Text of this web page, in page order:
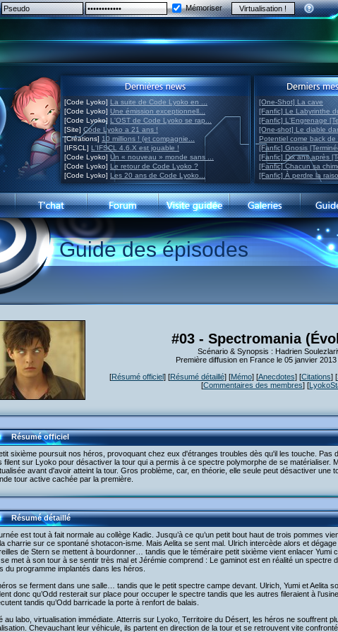
Mémoriser
[Code Lyoko] La suite de Code Lyoko en ...
[Code Lyoko] Une émission exceptionnell...
[Code Lyoko] L'OST de Code Lyoko se rap...
[Site] Code Lyoko a 21 ans !
[Créations] 10 millions ! (et compagnie...
[IFSCL] L'IFSCL 4.6.X est jouable !
[Code Lyoko] Un « nouveau » monde sans ...
[Code Lyoko] Le retour de Code Lyoko ?
[Code Lyoko] Les 20 ans de Code Lyoko...
[One-Shot] La cave
[Fanfic] Le Labyrinthe
[Fanfic] L'Engrenage
[One-shot] Le diable
Potentiel come back de
[Fanfic] Gnosis
[Fanfic] Dix ans après
[Fanfic] Chacun sa
[Fanfic] À perdre la
Guide des épisodes
#03 - Spectromania
Scénario & Synopsis : Hadrien
Première diffusion en France le 05 janvier
[Résumé officiel] [Résumé détaillé] [Mémo] [Anecdotes] [Citations] [
[Commentaires des membres] [
Résumé officiel
sixième poursuit nos héros, provoquant chez eux d'étranges troubles dès qu'il les touche. Pas
filent sur Lyoko pour désactiver la tour qui a permis à ce spectre polymorphe de se matérialiser.
avant d'avoir atteint la tour. Gros problème, car, en théorie, elle seule peut désactiver une
tour active cachée par la première.
Résumé détaillé
est tout à fait normale au collège Kadic. Jusqu’à ce qu’un petit bout haut de trois pommes
charrie sur ce spontané shotacon-isme. Mais Aelita se sent mal. Ulrich intercède alors et dégage
de Stern se mettent à bourdonner… tandis que le téméraire petit sixième vient enlacer Yumi
se met à son tour à se sentir très mal et Jérémie comprend : Le gaminot est en réalité un spectre
du programme implantés dans les héros.
se ferment dans une salle… tandis que le petit spectre campe devant. Ulrich, Yumi et Aelita
donc qu’Odd resterait sur place pour occuper le spectre tandis que les autres fileraient à
tandis qu’Odd barricade la porte à renfort de balais.
au labo, virtualisation immédiate. Atterris sur Lyoko, Territoire du Désert, les héros ne souffrent
Chevauchant leur véhicule, ils partent en direction de la tour et se retrouvent vite